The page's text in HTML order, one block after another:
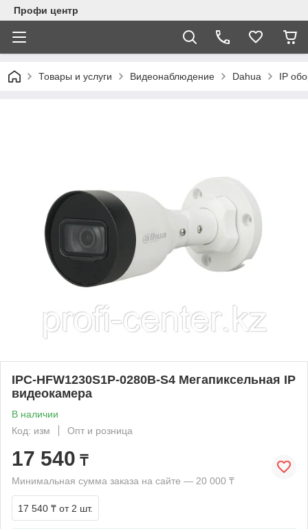
Профи центр
Товары и услуги Видеонаблюдение Dahua IP
IPC-HFW1230S1P-0280B-S4 Мегапиксельная IP
видеокамера
В наличии
Код: изм
Опт и розница
17 540 ₸
Минимальная сумма заказа на сайте — 20 000 ₸
17 540 ₸ от 2 шт.